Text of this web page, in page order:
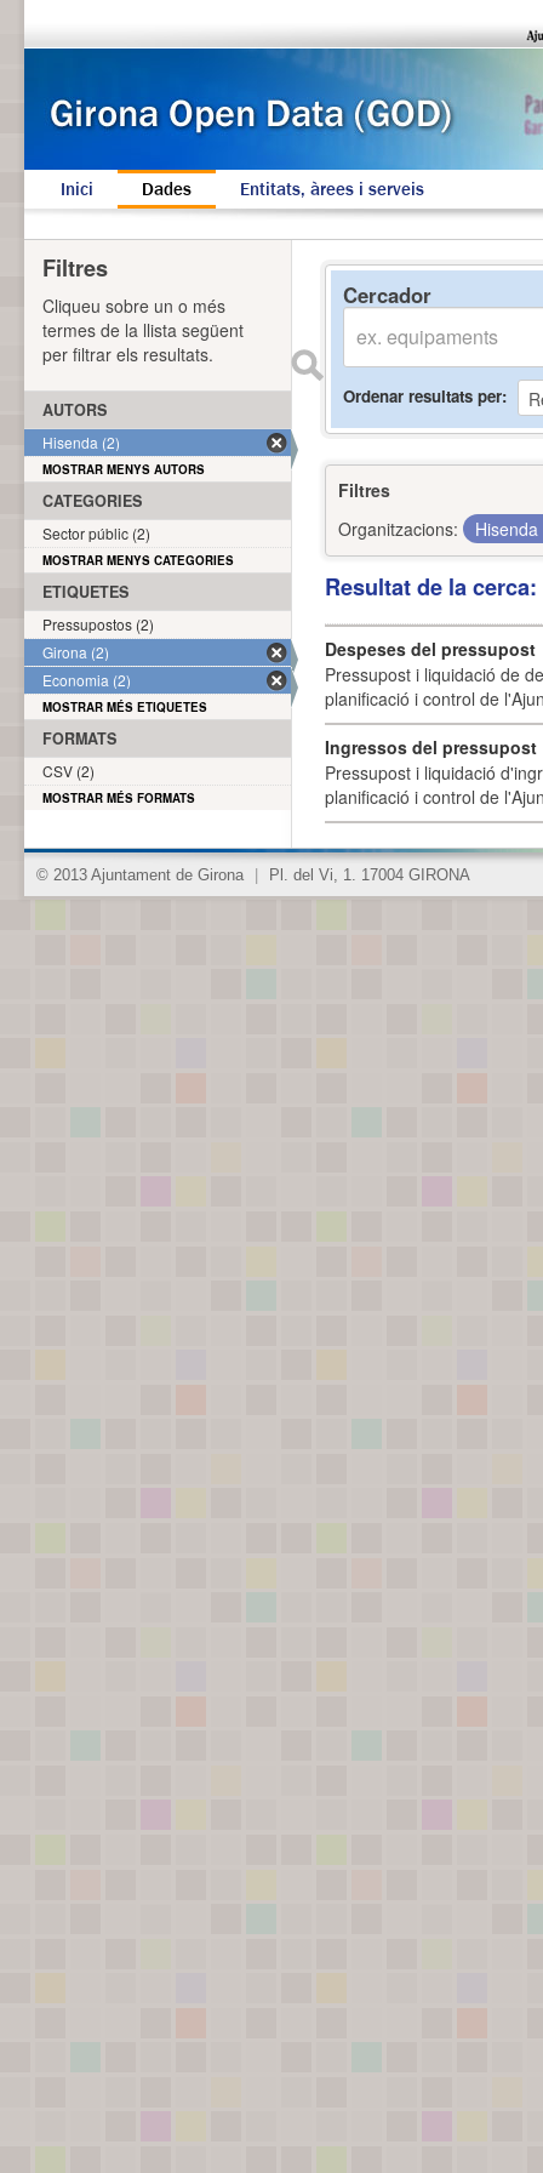
Inici Dades Entitats, àrees i serveis
Cercador
Ordenar resultats per
Filtres
Organitzacions:
Hisenda
Resultat de la
Despeses del pressupost
Pressupost i liquidació de
planificació i control de
Ingressos del pressupost
Pressupost i liquidació
planificació i control de
Filtres
Cliqueu sobre un o més
termes de la llista següent
per filtrar els resultats.
AUTORS
Hisenda (2)
MOSTRAR MENYS AUTORS
CATEGORIES
Sector públic (2)
MOSTRAR MENYS CATEGORIES
ETIQUETES
Pressupostos (2)
Girona (2)
Economia (2)
MOSTRAR MÉS ETIQUETES
FORMATS
CSV (2)
MOSTRAR MÉS FORMATS
© 2013 Ajuntament de Girona Pl. del Vi, 1. 17004 GIRONA